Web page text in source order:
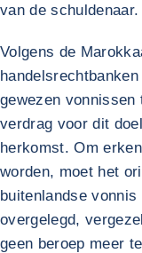
van de schuldenaar.
Volgens de
gewezen
verdrag voor dit
herkomst. Om
worden, moet het
buitenlandse
overgelegd,
geen beroep meer